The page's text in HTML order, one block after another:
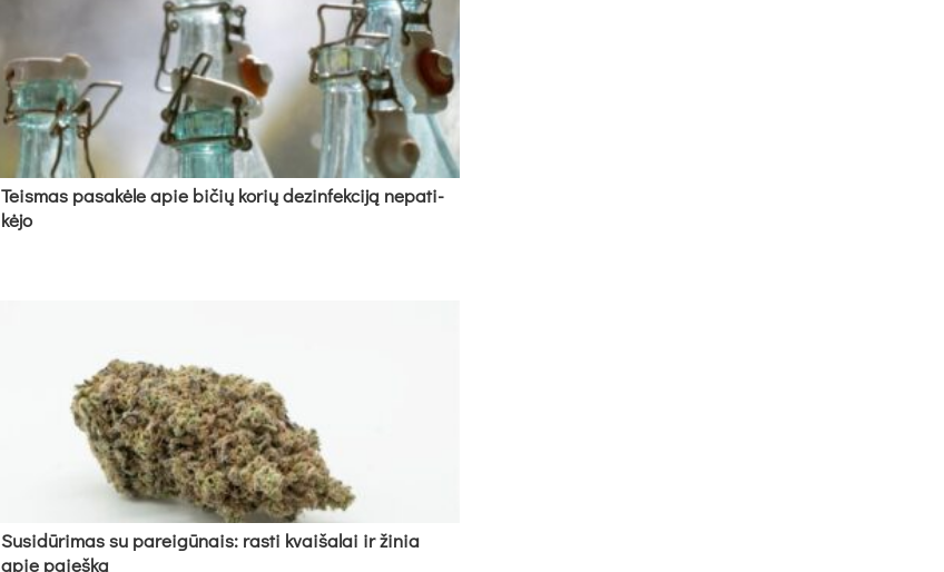
Teis­mas pa­sa­kė­le apie bi­čių ko­rių de­zin­fek­ci­ją ne­pa­ti­
kė­jo
Su­si­dū­ri­mas su pa­rei­gū­nais: ras­ti kvai­ša­lai ir ži­nia
apie paieš­ką